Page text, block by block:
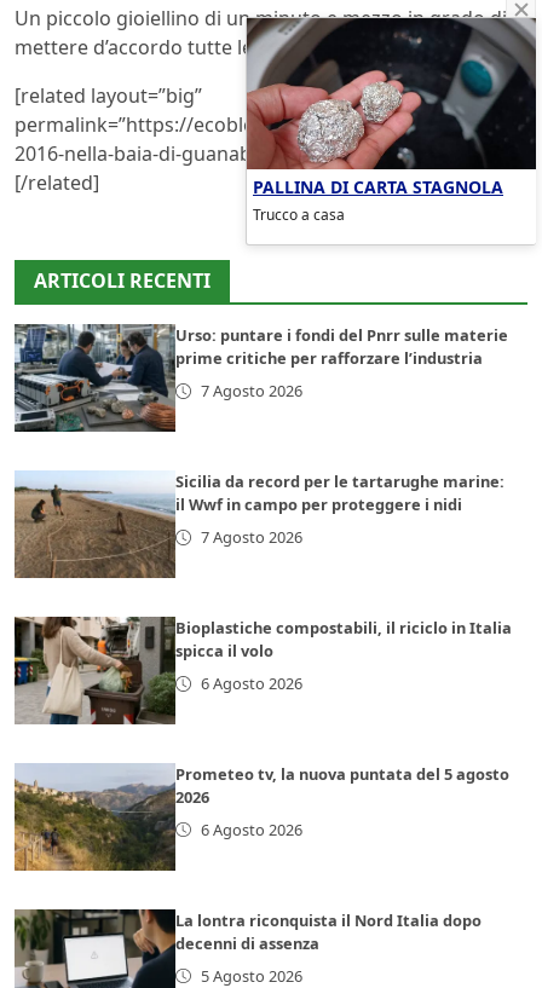
Un piccolo gioiellino di un minuto e mezzo in grado di
mettere d’accordo tutte le generazioni di telespettatori.
[related layout=”big”
permalink=”https://ecoblog.lndo.site/post/164809/rio-
2016-nella-baia-di-guanabara-regate-fra-i-rifiuti”]
[/related]
ARTICOLI RECENTI
Urso: puntare i fondi del Pnrr sulle materie
prime critiche per rafforzare l’industria
7 Agosto 2026
Sicilia da record per le tartarughe marine:
il Wwf in campo per proteggere i nidi
7 Agosto 2026
Bioplastiche compostabili, il riciclo in Italia
spicca il volo
6 Agosto 2026
Prometeo tv, la nuova puntata del 5 agosto
2026
6 Agosto 2026
La lontra riconquista il Nord Italia dopo
decenni di assenza
5 Agosto 2026
PALLINA DI CARTA STAGNOLA
Trucco a casa